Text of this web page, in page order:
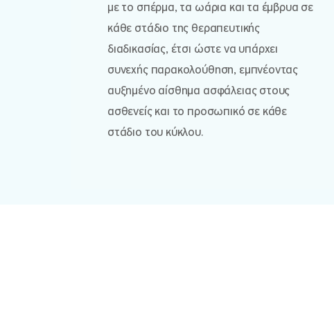
με το σπέρμα, τα ωάρια και τα έμβρυα σε
κάθε στάδιο της θεραπευτικής
διαδικασίας, έτσι ώστε να υπάρχει
συνεχής παρακολούθηση, εμπνέοντας
αυξημένο αίσθημα ασφάλειας στους
ασθενείς και το προσωπικό σε κάθε
στάδιο του κύκλου.